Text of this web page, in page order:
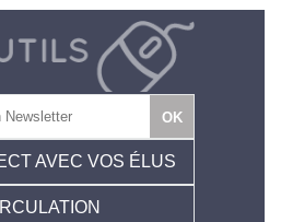
AVEC VOS ÉLUS